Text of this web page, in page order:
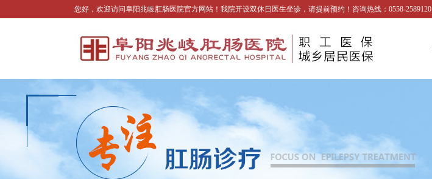
您好，欢迎访问阜阳兆岐肛肠医院官方网站！我院开设双休日医生坐诊，请提前预约！咨询热线：0558-2589120